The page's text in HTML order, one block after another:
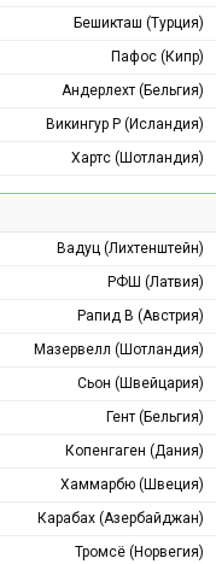
Бешикташ (Турция)
Пафос (Кипр)
Андерлехт (Бельгия)
Викингур Р (Исландия)
Хартс (Шотландия)
Вадуц (Лихтенштейн)
РФШ (Латвия)
Рапид В (Австрия)
Мазервелл (Шотландия)
Сьон (Швейцария)
Гент (Бельгия)
Копенгаген (Дания)
Хаммарбю (Швеция)
Карабах (Азербайджан)
Тромсё (Норвегия)